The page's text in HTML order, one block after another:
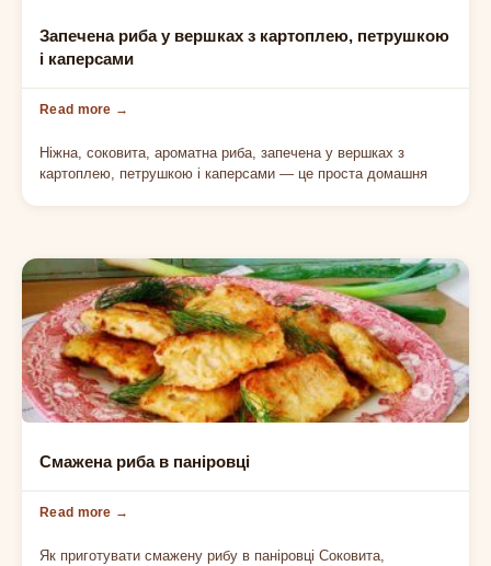
РИБА
Запечена риба у вершках з картоплею, петрушкою
і каперсами
Ніжна, соковита, ароматна риба, запечена у вершках з
картоплею, петрушкою і каперсами — це проста домашня
РИБА
Смажена риба в паніровці
Як приготувати смажену рибу в паніровці Соковита,